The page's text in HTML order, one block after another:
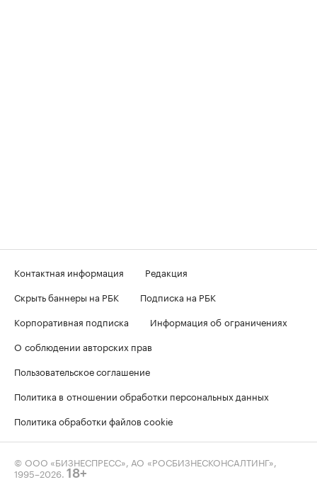
Контактная информация
Редакция
Скрыть баннеры на РБК
Подписка на РБК
Корпоративная подписка
Информация об ограничениях
О соблюдении авторских прав
Пользовательское соглашение
Политика в отношении обработки персональных данных
Политика обработки файлов cookie
© ООО «БИЗНЕСПРЕСС», АО «РОСБИЗНЕСКОНСАЛТИНГ»,
1995–2026 18+